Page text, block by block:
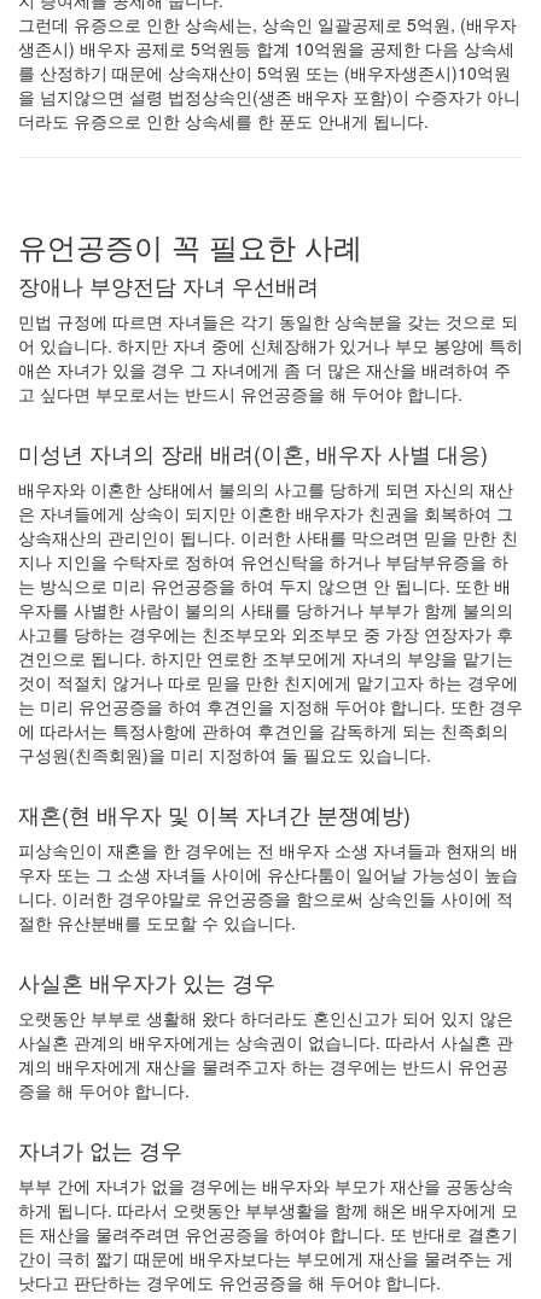
그런데 유증으로 인한 상속세는, 상속인 일괄공제로 5억원, (배우자
생존시) 배우자 공제로 5억원등 합계 10억원을 공제한 다음 상속세
를 산정하기 때문에 상속재산이 5억원 또는 (배우자생존시)10억원
을 넘지않으면 설령 법정상속인(생존 배우자 포함)이 수증자가 아니
더라도 유증으로 인한 상속세를 한 푼도 안내게 됩니다.
유언공증이 꼭 필요한 사례
장애나 부양전담 자녀 우선배려
민법 규정에 따르면 자녀들은 각기 동일한 상속분을 갖는 것으로 되
어 있습니다. 하지만 자녀 중에 신체장해가 있거나 부모 봉양에 특히
애쓴 자녀가 있을 경우 그 자녀에게 좀 더 많은 재산을 배려하여 주
고 싶다면 부모로서는 반드시 유언공증을 해 두어야 합니다.
미성년 자녀의 장래 배려(이혼, 배우자 사별 대응)
배우자와 이혼한 상태에서 불의의 사고를 당하게 되면 자신의 재산
은 자녀들에게 상속이 되지만 이혼한 배우자가 친권을 회복하여 그
상속재산의 관리인이 됩니다. 이러한 사태를 막으려면 믿을 만한 친
지나 지인을 수탁자로 정하여 유언신탁을 하거나 부담부유증을 하
는 방식으로 미리 유언공증을 하여 두지 않으면 안 됩니다. 또한 배
우자를 사별한 사람이 불의의 사태를 당하거나 부부가 함께 불의의
사고를 당하는 경우에는 친조부모와 외조부모 중 가장 연장자가 후
견인으로 됩니다. 하지만 연로한 조부모에게 자녀의 부양을 맡기는
것이 적절치 않거나 따로 믿을 만한 친지에게 맡기고자 하는 경우에
는 미리 유언공증을 하여 후견인을 지정해 두어야 합니다. 또한 경우
에 따라서는 특정사항에 관하여 후견인을 감독하게 되는 친족회의
구성원(친족회원)을 미리 지정하여 둘 필요도 있습니다.
재혼(현 배우자 및 이복 자녀간 분쟁예방)
피상속인이 재혼을 한 경우에는 전 배우자 소생 자녀들과 현재의 배
우자 또는 그 소생 자녀들 사이에 유산다툼이 일어날 가능성이 높습
니다. 이러한 경우야말로 유언공증을 함으로써 상속인들 사이에 적
절한 유산분배를 도모할 수 있습니다.
사실혼 배우자가 있는 경우
오랫동안 부부로 생활해 왔다 하더라도 혼인신고가 되어 있지 않은
사실혼 관계의 배우자에게는 상속권이 없습니다. 따라서 사실혼 관
계의 배우자에게 재산을 물려주고자 하는 경우에는 반드시 유언공
증을 해 두어야 합니다.
자녀가 없는 경우
부부 간에 자녀가 없을 경우에는 배우자와 부모가 재산을 공동상속
하게 됩니다. 따라서 오랫동안 부부생활을 함께 해온 배우자에게 모
든 재산을 물려주려면 유언공증을 하여야 합니다. 또 반대로 결혼기
간이 극히 짧기 때문에 배우자보다는 부모에게 재산을 물려주는 게
낫다고 판단하는 경우에도 유언공증을 해 두어야 합니다.